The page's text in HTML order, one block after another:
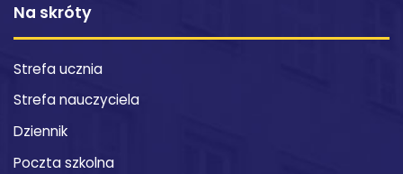
Na skróty
Strefa ucznia
Strefa nauczyciela
Dziennik
Poczta szkolna